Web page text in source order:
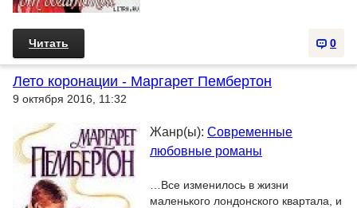
0
Читать
Лето коронации - Маргарет Пембертон
9 октября 2016, 11:32
Жанр(ы): Современные
любовные романы
…Все изменилось в жизни
маленького лондонского квартала, и